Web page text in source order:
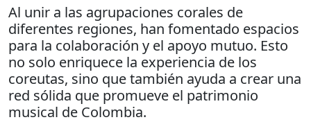
Al unir a las agrupaciones corales de
diferentes regiones, han fomentado espacios
para la colaboración y el apoyo mutuo. Esto
no solo enriquece la experiencia de los
coreutas, sino que también ayuda a crear una
red sólida que promueve el patrimonio
musical de Colombia.